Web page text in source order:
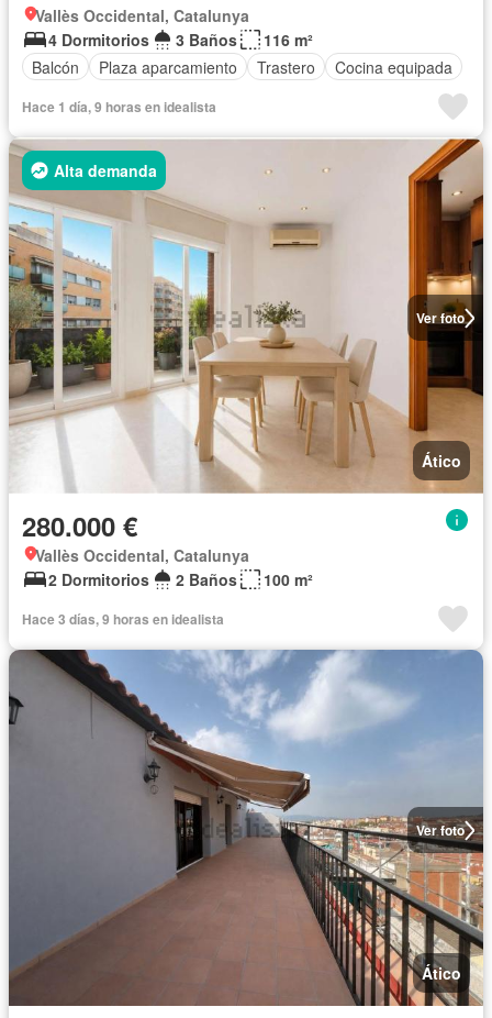
Vallès Occidental, Catalunya
4 Dormitorios
3 Baños
116 m²
Balcón
Plaza aparcamiento Trastero Cocina equipada
Hace 1 día, 9 horas en idealista
Ver foto
Alta demanda
Ático
280.000 €
Vallès Occidental, Catalunya
2 Dormitorios
2 Baños 100 m²
Hace 3 días, 9 horas en idealista
Ver foto
Ático